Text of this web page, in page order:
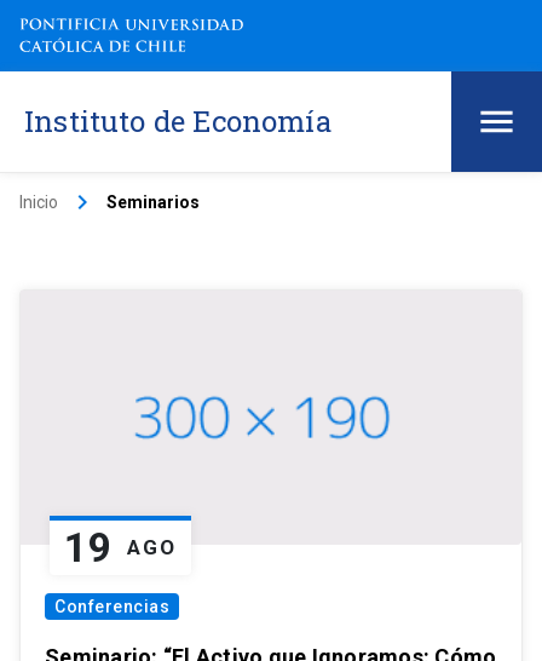
Instituto de Economía
Inicio keyboard_arrow_right Seminarios
19 AGO
Conferencias